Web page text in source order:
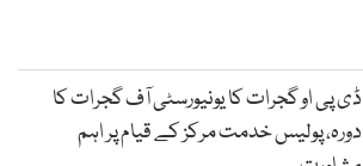
ڈی پی او گجرات کا یونیورسٹی آف گجرات کا
دورہ، پولیس خدمت مرکز کے قیام پر اہم